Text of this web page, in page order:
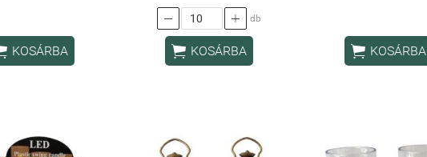
KOSÁRBA
  db
 KOSÁRBA  KOSÁRBA